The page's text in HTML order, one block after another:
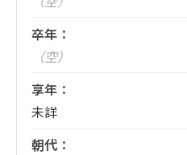
卒年：
（空）
享年：
未詳
朝代：